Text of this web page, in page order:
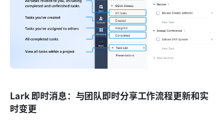
Lark 即时消息：与团队即时分享工作流程更新和实
时变更